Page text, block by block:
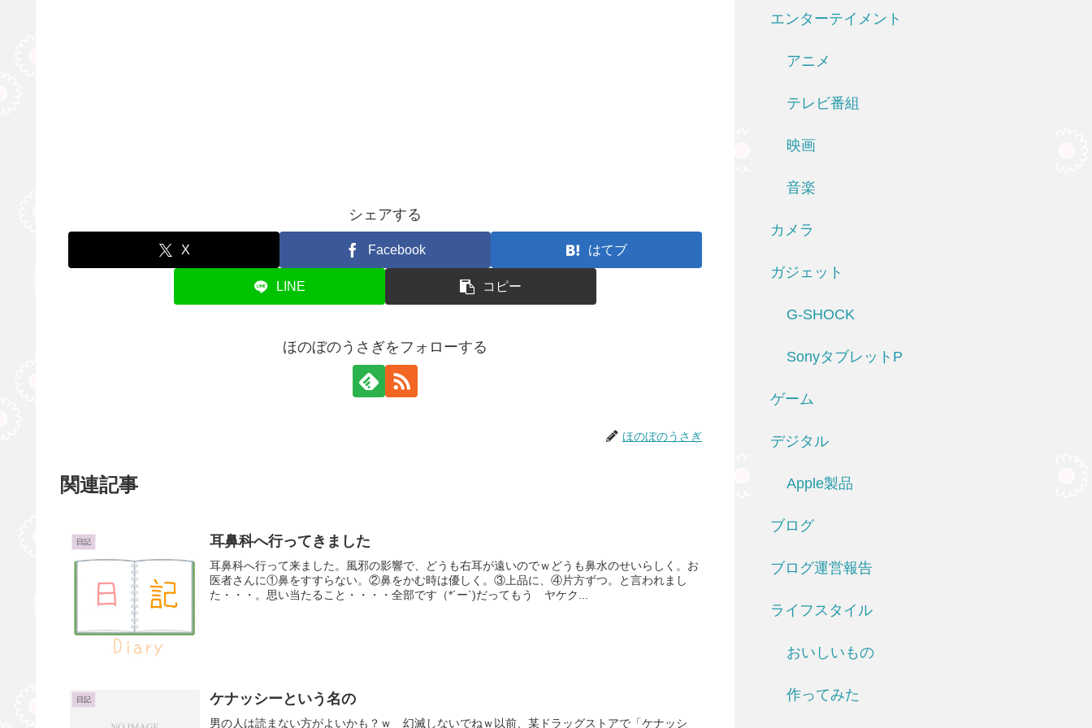
シェアする
X Facebook はてブ
LINE コピー
ほのぼのうさぎをフォローする
ほのぼのうさぎ
関連記事
日記 耳鼻科へ行ってきました
耳鼻科へ行って来ました。風邪の影響で、どうも右耳が遠いのでｗどうも鼻水のせいらしく。お
医者さんに①鼻をすすらない。②鼻をかむ時は優しく。③上品に、④片方ずつ。と言われまし
た・・・。思い当たること・・・・全部です（*´ー`)だってもう ヤケク...
日記 ケナッシーという名の
男の人は読まない方がよいかも？ｗ 幻滅しないでねｗ以前、某ドラッグストアで「ケナッシ
エンターテイメント
アニメ
テレビ番組
映画
音楽
カメラ
ガジェット
G-SHOCK
SonyタブレットP
ゲーム
デジタル
Apple製品
ブログ
ブログ運営報告
ライフスタイル
おいしいもの
作ってみた